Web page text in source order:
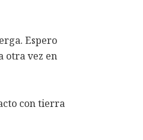
Espero
otra vez en
con tierra